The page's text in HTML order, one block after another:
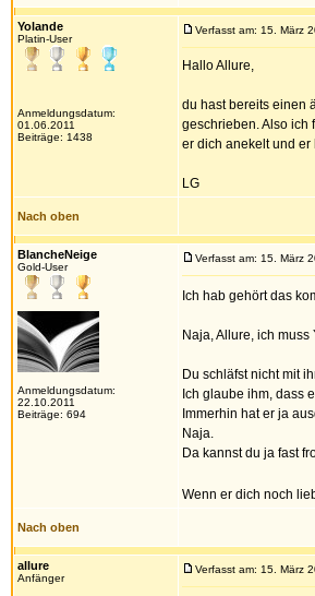
Yolande
Platin-User
Anmeldungsdatum:
01.06.2011
Beiträge: 1438
Verfasst am: 15. März
Hallo Allure,
du hast bereits einen
geschrieben. Also ich
er dich anekelt und
LG
Nach oben
BlancheNeige
Gold-User
Anmeldungsdatum:
22.10.2011
Beiträge: 694
Verfasst am: 15. März
Ich hab gehört das
Naja, Allure, ich
Du schläfst nicht mit
Ich glaube ihm, dass
Immerhin hat er ja
Naja.
Da kannst du ja fast
Wenn er dich noch
Nach oben
allure
Anfänger
Verfasst am: 15. März